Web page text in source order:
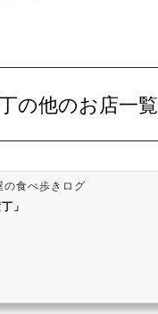
の他のお店一覧
の食べ歩きログ
」